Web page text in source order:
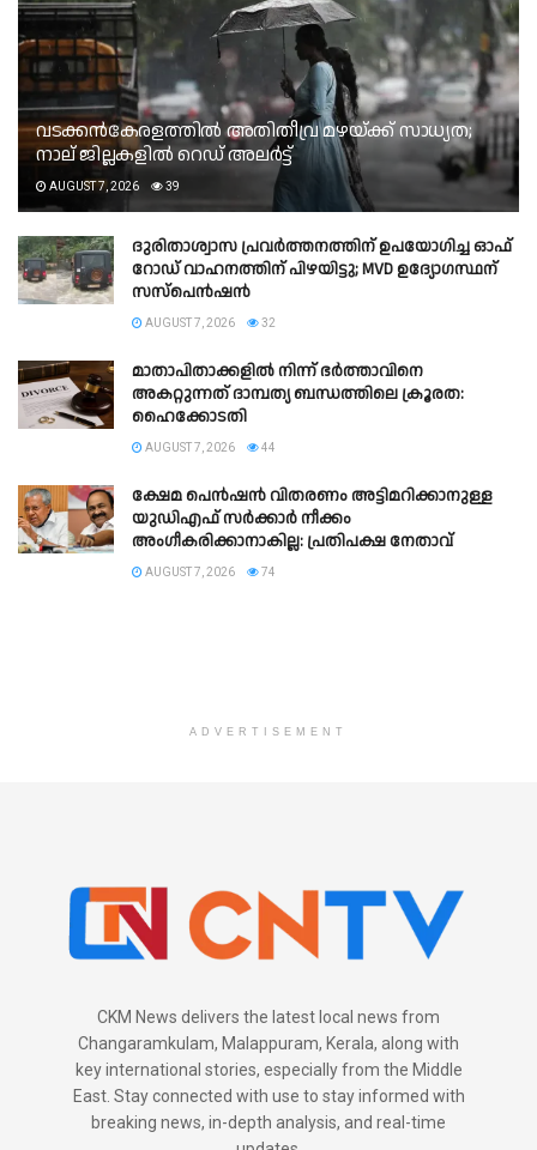
വടക്കൻകേരളത്തിൽ അതിതീവ്ര മഴയ്ക്ക് സാധ്യത;
നാല് ജില്ലകളിൽ റെഡ് അലർട്ട്
AUGUST 7, 2026 39
ദുരിതാശ്വാസ പ്രവർത്തനത്തിന് ഉപയോഗിച്ച ഓഫ്
റോഡ് വാഹനത്തിന് പിഴയിട്ടു; MVD ഉദ്യോഗസ്ഥന്
സസ്പെൻഷൻ
AUGUST 7, 2026 32
മാതാപിതാക്കളില്‍ നിന്ന് ഭര്‍ത്താവിനെ
അകറ്റുന്നത് ദാമ്പത്യ ബന്ധത്തിലെ ക്രൂരത:
ഹൈക്കോടതി
AUGUST 7, 2026 44
ക്ഷേമ പെന്‍ഷന്‍ വിതരണം അട്ടിമറിക്കാനുള്ള
യുഡിഎഫ് സര്‍ക്കാര്‍ നീക്കം
അംഗീകരിക്കാനാകില്ല: പ്രതിപക്ഷ നേതാവ്
AUGUST 7, 2026 74
ADVERTISEMENT
CKM News delivers the latest local news from
Changaramkulam, Malappuram, Kerala, along with
key international stories, especially from the Middle
East. Stay connected with use to stay informed with
breaking news, in-depth analysis, and real-time